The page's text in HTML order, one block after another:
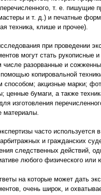
т. е. пишущие
и т. д.) и печатные
техника, клише и прочее).
при проведении
могут стать рукописные
числе разорванные и
копировальной
способом; акцизные марки;
ценные бумаги, а также
изготовления
материалы.
часто используется
и гражданских
следственных действий,
любого физического или
на которые может дать
очень широк, и